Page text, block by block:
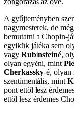
zongorázás az övé.
A gyűjteményben
nagymesterek, de
bemutatni a Chopin-
egyikük játéka sem
vagy Rubinsteiné,
olyan egyéni, mint
Cherkassky-é, olyan
szentimentális, mint
pont ettől lesz
ettől lesz érdemes